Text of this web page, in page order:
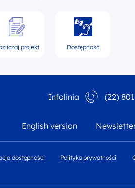
projekt Dostępność
Infolinia (22) 801
English version
dostępności Polityka prywatności